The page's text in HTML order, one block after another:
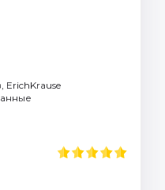
ErichKrause